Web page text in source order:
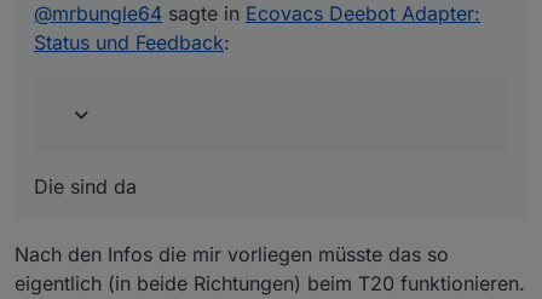
include
@mrbungle64 sagte in Ecovacs Deebot Adapter:
Status und Feedback:
Die sind da
Nach den Infos die mir vorliegen müsste das so
eigentlich (in beide Richtungen) beim T20 funktionieren.